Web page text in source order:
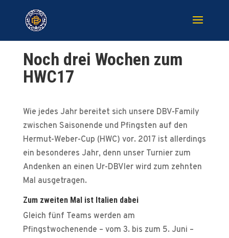
Noch drei Wochen zum
HWC17
Wie jedes Jahr bereitet sich unsere DBV-Family
zwischen Saisonende und Pfingsten auf den
Hermut-Weber-Cup (HWC) vor. 2017 ist allerdings
ein besonderes Jahr, denn unser Turnier zum
Andenken an einen Ur-DBVler wird zum zehnten
Mal ausgetragen.
Zum zweiten Mal ist Italien dabei
Gleich fünf Teams werden am
Pfingstwochenende – vom 3. bis zum 5. Juni –